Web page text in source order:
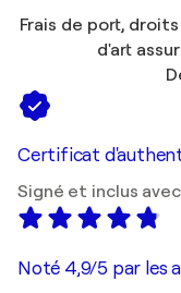
Frais de port,
d'art
Certificat
Signé et inclus
Noté 4,9/5 par les